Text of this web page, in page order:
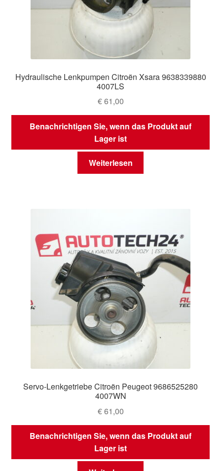
Hydraulische Lenkpumpen Citroën Xsara 9638339880
4007LS
€61,00
Benachrichtigen Sie, wenn das Produkt auf
Lager ist
Weiterlesen
Servo-Lenkgetriebe Citroën Peugeot 9686525280
4007WN
€61,00
Benachrichtigen Sie, wenn das Produkt auf
Lager ist